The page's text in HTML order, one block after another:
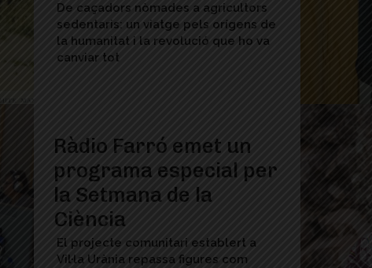
De caçadors nòmades a agricultors
sedentaris: un viatge pels orígens de
la humanitat i la revolució que ho va
canviar tot
Ràdio Farró emet un
programa especial per
la Setmana de la
Ciència
El projecte comunitari establert a
Vil·la Urània repassa figures com